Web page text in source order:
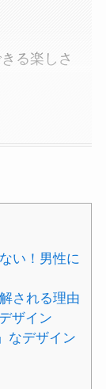
る楽しさ
い！男性に
される理由
ザイン
なデザイン